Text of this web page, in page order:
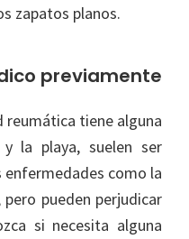
zapatos planos.
previamente
reumática tiene alguna
la playa, suelen ser
como la
pueden perjudicar
si necesita alguna